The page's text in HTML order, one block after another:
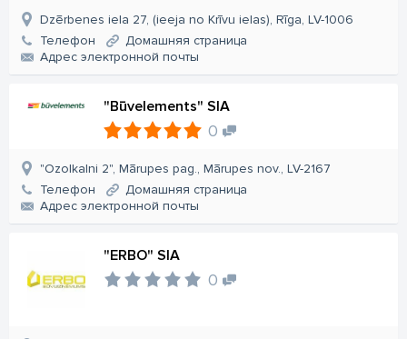
Dzērbenes iela 27, (ieeja no Krīvu ielas), Rīga, LV-1006
Телефон
Домашняя страница
Aдрес электронной почты
"Būvelements" SIA
0
"Ozolkalni 2", Mārupes pag., Mārupes nov., LV-2167
Телефон
Домашняя страница
Aдрес электронной почты
"ERBO" SIA
0